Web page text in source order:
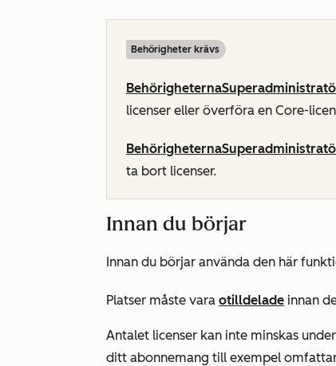
Behörigheter krävs
Behörigheterna
licenser eller överföra en Core-
Behörigheterna
ta bort licenser.
Innan du börjar
Innan du börjar använda den här
Platser måste vara otilldelade innan
Antalet licenser kan inte minskas
ditt abonnemang till exempel